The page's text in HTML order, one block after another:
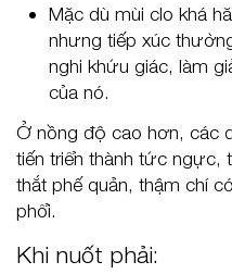
Mặc dù mùi clo khá
nhưng tiếp xúc
nghi khứu giác, làm
của nó.
Ở nồng độ cao hơn, các
tiến triển thành tức ngực,
thắt phế quản, thậm chí
phổi.
Khi nuốt phải: